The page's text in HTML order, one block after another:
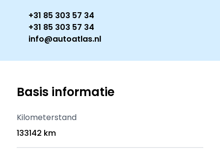
+31 85 303 57 34
+31 85 303 57 34
info@autoatlas.nl
Basis informatie
Kilometerstand
133142 km